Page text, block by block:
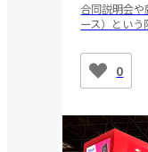
合同説明会
ース）とい
0